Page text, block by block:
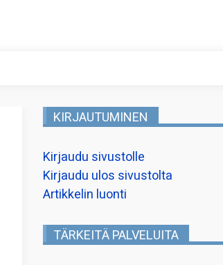
KIRJAUTUMINEN
Kirjaudu sivustolle
Kirjaudu ulos sivustolta
Artikkelin luonti
TÄRKEITÄ PALVELUITA